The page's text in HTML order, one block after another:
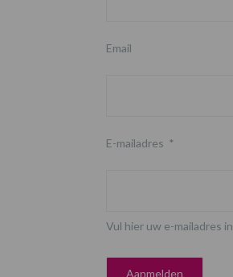
Email
E-mailadres *
Vul hier uw e-mailadres in